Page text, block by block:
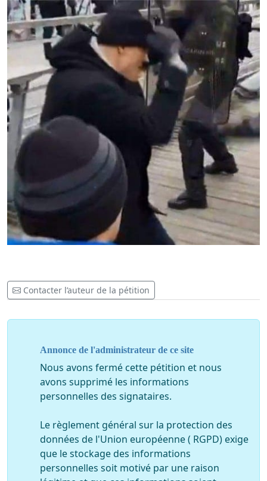
Contacter l’auteur de la pétition
Annonce de l'administrateur de ce site
Nous avons fermé cette pétition et nous
avons supprimé les informations
personnelles des signataires.
Le règlement général sur la protection des
données de l'Union européenne ( RGPD) exige
que le stockage des informations
personnelles soit motivé par une raison